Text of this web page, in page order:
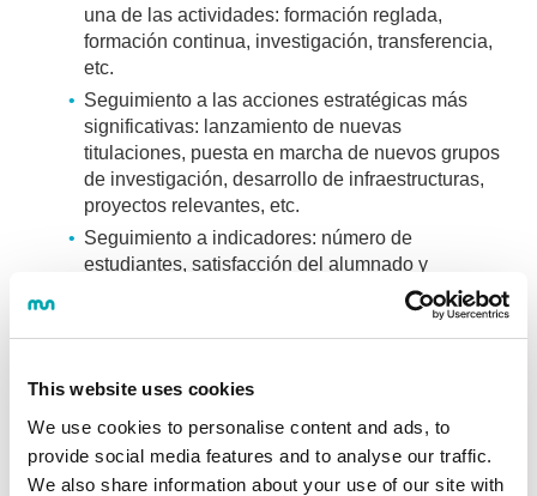
This website uses cookies
We use cookies to personalise content and ads, to
provide social media features and to analyse our traffic.
We also share information about your use of our site with
una de las actividades: formación reglada,
formación continua, investigación, transferencia,
etc.
Seguimiento a las acciones estratégicas más
significativas: lanzamiento de nuevas
titulaciones, puesta en marcha de nuevos grupos
de investigación, desarrollo de infraestructuras,
proyectos relevantes, etc.
Seguimiento a indicadores: número de
estudiantes, satisfacción del alumnado y
Seguimiento a todo tipo de temas relacionados
La función del Consejo Social es recabar la opinión de
todos y todas las trabajadoras (por medio de
reuniones mensuales de cada representate con sus